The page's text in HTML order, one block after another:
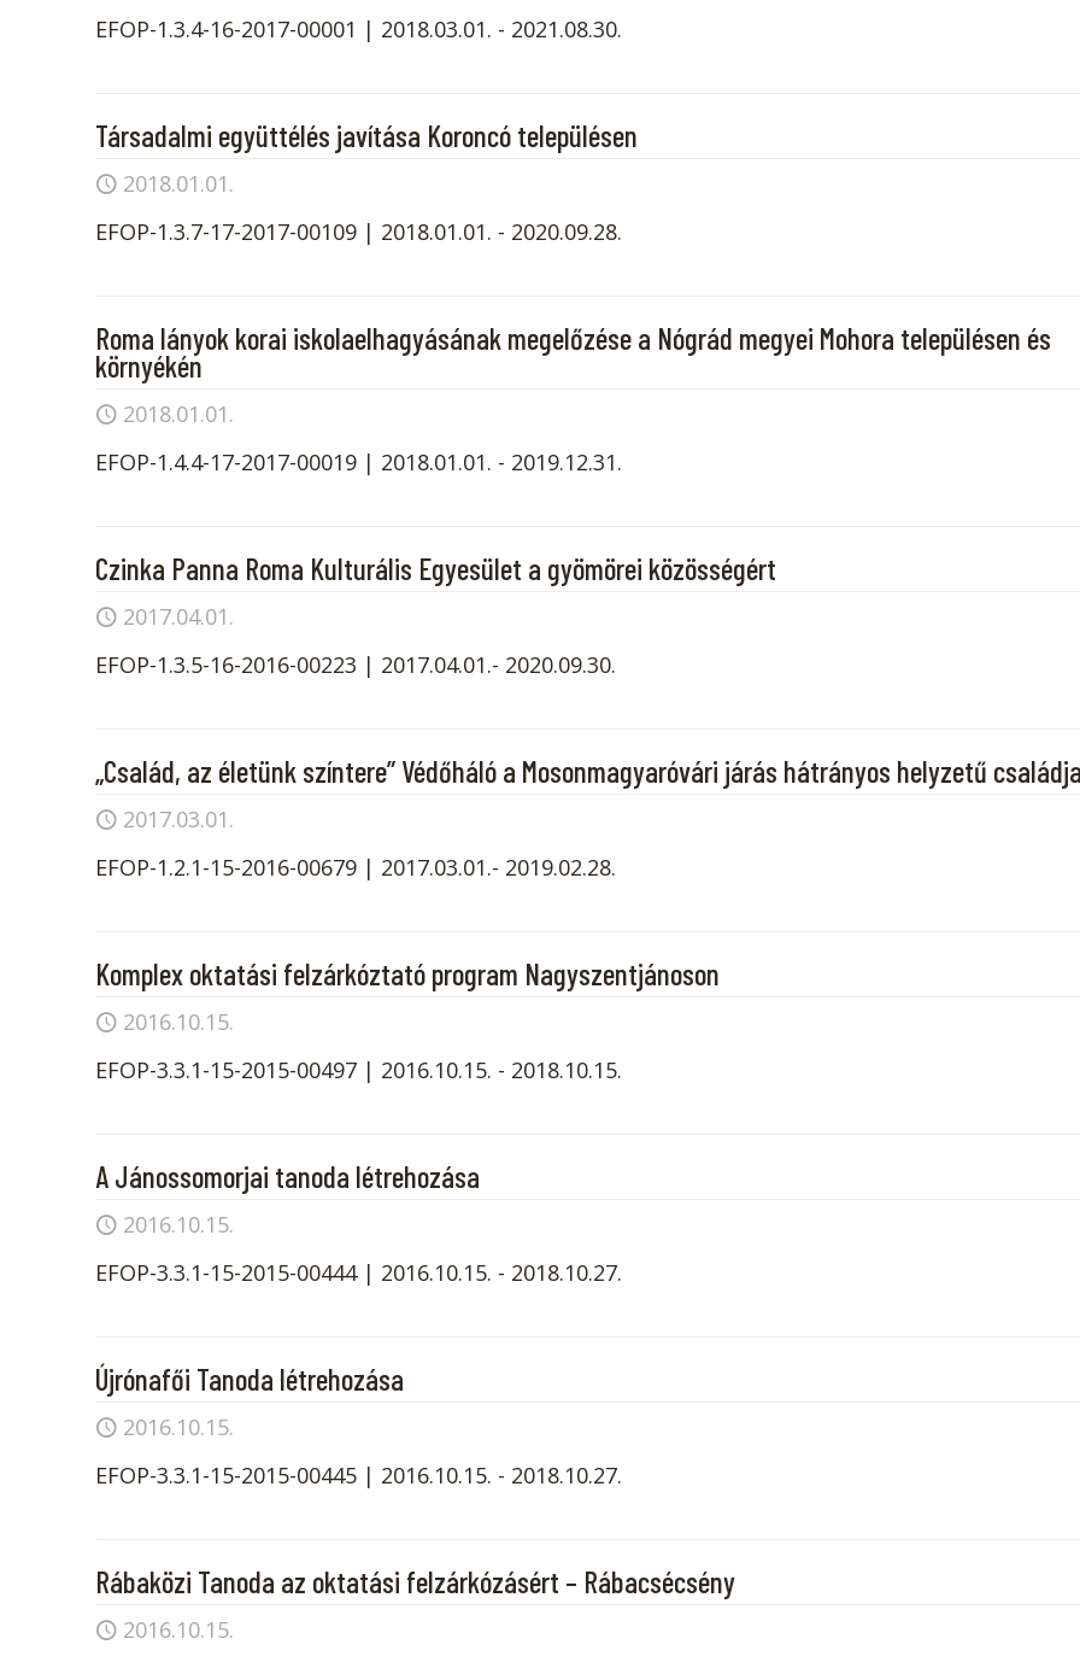
EFOP-1.3.4-16-2017-00001 | 2018.03.01. - 2021.08.30.
Társadalmi együttélés javítása Koroncó településen
2018.01.01.
EFOP-1.3.7-17-2017-00109 | 2018.01.01. - 2020.09.28.
Roma lányok korai iskolaelhagyásának megelőzése a Nógrád megyei Mohora településen és
környékén
2018.01.01.
EFOP-1.4.4-17-2017-00019 | 2018.01.01. - 2019.12.31.
Czinka Panna Roma Kulturális Egyesület a gyömörei közösségért
2017.04.01.
EFOP-1.3.5-16-2016-00223 | 2017.04.01.- 2020.09.30.
„Család, az életünk színtere” Védőháló a Mosonmagyaróvári járás hátrányos helyzetű
2017.03.01.
EFOP-1.2.1-15-2016-00679 | 2017.03.01.- 2019.02.28.
Komplex oktatási felzárkóztató program Nagyszentjánoson
2016.10.15.
EFOP-3.3.1-15-2015-00497 | 2016.10.15. - 2018.10.15.
A Jánossomorjai tanoda létrehozása
2016.10.15.
EFOP-3.3.1-15-2015-00444 | 2016.10.15. - 2018.10.27.
Újrónafői Tanoda létrehozása
2016.10.15.
EFOP-3.3.1-15-2015-00445 | 2016.10.15. - 2018.10.27.
Rábaközi Tanoda az oktatási felzárkózásért – Rábacsécsény
2016.10.15.